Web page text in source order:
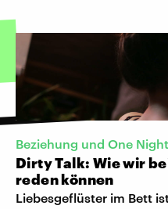
Beziehung und One
Dirty Talk: Wie wir
reden können
Liebesgeflüster im Bett